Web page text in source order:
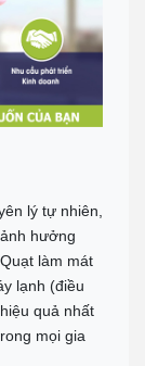
lý tự nhiên,
hưởng
làm mát
lạnh (điều
quả nhất
mọi gia